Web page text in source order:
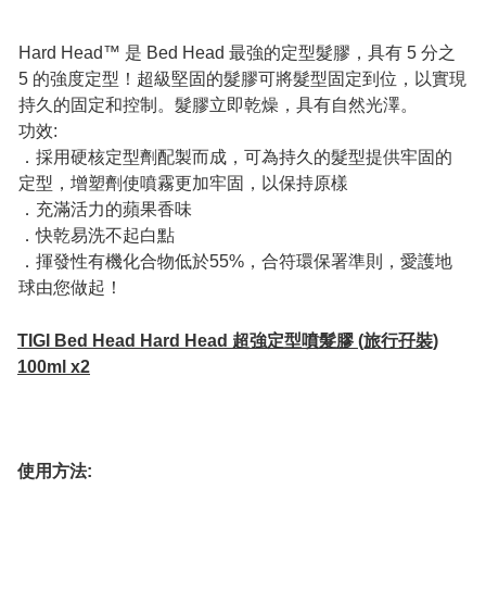
Hard Head™ 是 Bed Head 最強的定型髮膠，具有 5 分之
5 的強度定型！超級堅固的髮膠可將髮型固定到位，以實現
持久的固定和控制。髮膠立即乾燥，具有自然光澤。
功效:
．採用硬核定型劑配製而成，可為持久的髮型提供牢固的
定型，增塑劑使噴霧更加牢固，以保持原樣
．充滿活力的蘋果香味
．快乾易洗不起白點
．揮發性有機化合物低於55%，合符環保署準則，愛護地
球由您做起！
TIGI Bed Head Hard Head 超強定型噴髮膠 (旅行孖裝)
100ml x2
使用方法: